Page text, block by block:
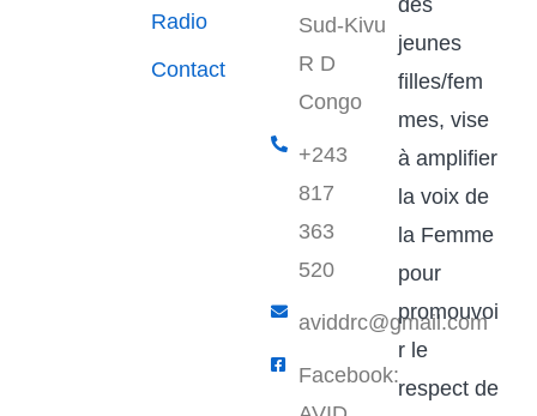
Radio
Contact
Sud-Kivu
R D
Congo
+243
817
363
520
aviddrc@gmail.com​
Facebook:
jeunes
filles/fem
mes, vise
à amplifier
la voix de
la Femme
pour
promouvoi
r le
respect de